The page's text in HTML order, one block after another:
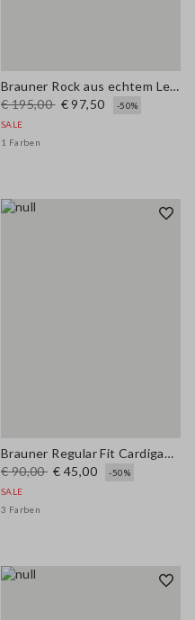
Brauner Rock aus echtem Leder, reguläre Passform
€ 195,00 € 97,50
-50%
SALE
1 Farben
Brauner Regular Fit Cardigan aus Woll-Baumwollmischung
€ 90,00 € 45,00
-50%
SALE
3 Farben